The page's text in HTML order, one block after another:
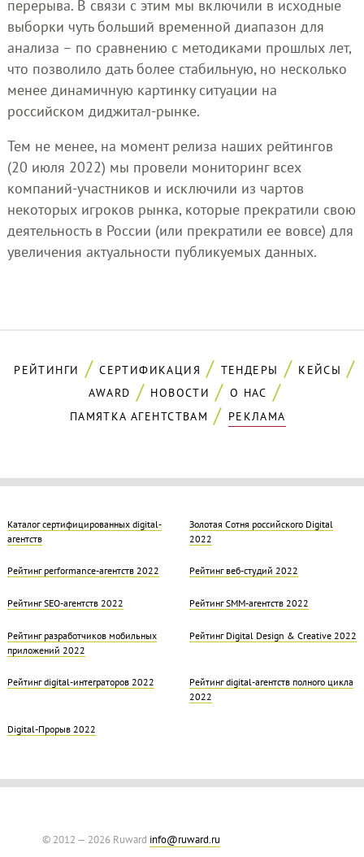
перерыва. В связи с этим мы включили в исходные
выборки чуть больший временной диапазон для
анализа – по сравнению с методиками прошлых лет,
что позволило дать более стабильную, но несколько
менее динамичную картинку ситуации на
российском диджитал-рынке.
Тем не менее, на момент релиза наших рейтингов
(20 июля 2022) мы провели мониторинг всех
компаний-участников и исключили из чартов
некоторых игроков рынка, которые прекратили свою
деятельность в России (или прекратили ее вовсе) для
увеличения актуальности публикуемых данных.
РЕЙТИНГИ СЕРТИФИКАЦИЯ ТЕНДЕРЫ
КЕЙСЫ
AWARD
НОВОСТИ
О НАС
ПАМЯТКА АГЕНТСТВАМ
РЕКЛАМА
Каталог сертифицированных digital-
агентств
Золотая Cотня российского Digital
2022
Рейтинг performance-агентств 2022 Рейтинг веб-студий 2022
Рейтинг SEO-агентств 2022 Рейтинг SMM-агентств 2022
Рейтинг разработчиков мобильных
приложений 2022
Рейтинг Digital Design & Creative 2022
Рейтинг digital-интеграторов 2022
Рейтинг digital-агентств полного цикла
2022
Digital-Прорыв 2022
© 2012 — 2026 Ruward info@ruward.ru